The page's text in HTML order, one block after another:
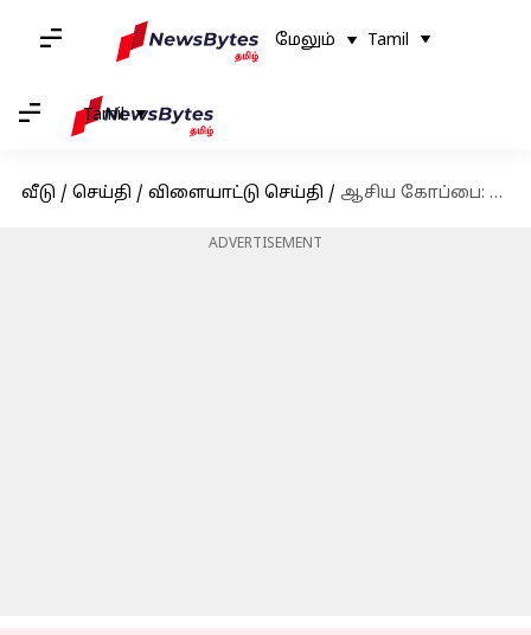
மேலும் Tamil
Tamil
வீடு / செய்தி / விளையாட்டு செய்தி / ஆசிய கோப்பை: கொரியாவை 4-1 என்ற கணக்கில் வீழ்த்தி உலகக் கோப்பைக்கான தகுதியைப் பெற்றது இந்தியா
ADVERTISEMENT